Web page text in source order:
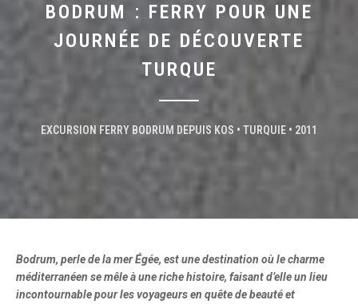
BODRUM : FERRY POUR UNE
JOURNÉE DE DÉCOUVERTE
TURQUE
EXCURSION FERRY BODRUM DEPUIS KOS • TURQUIE • 2011
Bodrum, perle de la mer Égée, est une destination où le charme
méditerranéen se mêle à une riche histoire, faisant d’elle un lieu
incontournable pour les voyageurs en quête de beauté et